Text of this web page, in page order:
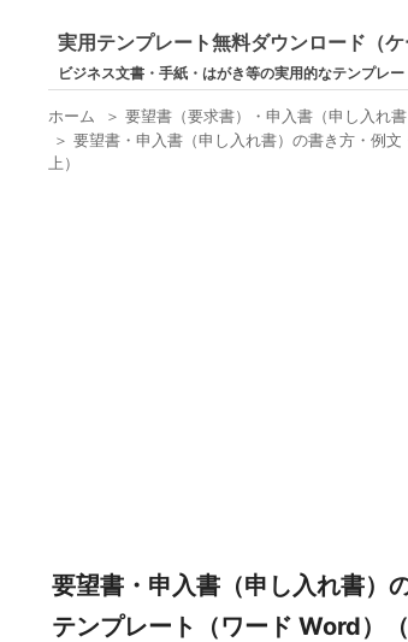
実用テンプレート無料ダウンロード（ケ
ビジネス文書・手紙・はがき等の実用的なテンプレ
ホーム ＞要望書（要求書）・申入書（申し入れ書
＞要望書・申入書（申し入れ書）の書き方・例
上）
要望書・申入書（申し入れ書）
テンプレート（ワード Word）